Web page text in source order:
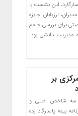
این نشست با
ارزیابان جایزه
برای بررسی جامع
مدیریت دانشی بود.
بر
سه شاخص اصلی و
بیمه پاسارگاد زده